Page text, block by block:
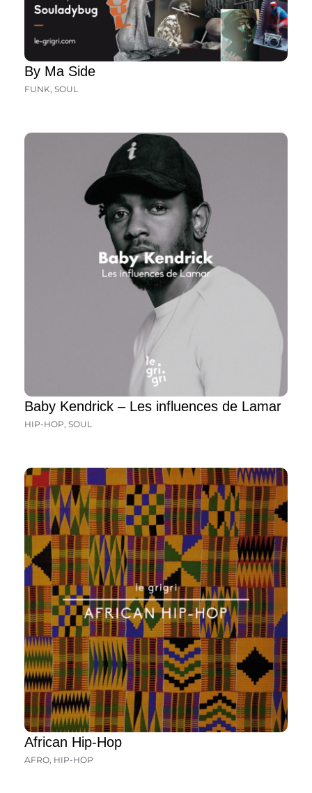
By Ma Side
FUNK SOUL
Baby Kendrick – Les influences de Lamar
HIP-HOP, SOUL
African Hip-Hop
AFRO, HIP-HOP